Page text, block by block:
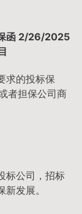
函 2/26/2025
求的投标保
者担保公司商
标公司，招标
发展。